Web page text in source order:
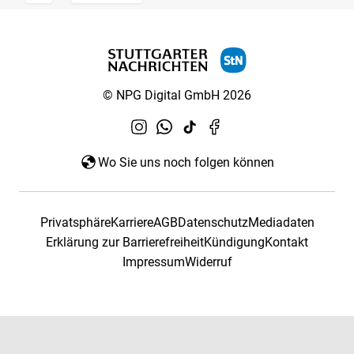
© NPG Digital GmbH 2026
Wo Sie uns noch folgen können
PrivatsphäreKarriereAGBDatenschutzMediadaten
Erklärung zur BarrierefreiheitKündigungKontakt
ImpressumWiderruf